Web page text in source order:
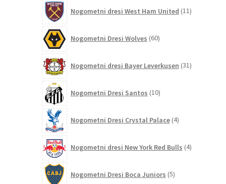
Nogometni dresi West Ham United 11izdelkov
Nogometni Dresi Wolves 60izdelkov
Nogometni dresi Bayer Leverkusen 31izdelkov
Nogometni Dresi Santos 10izdelkov
Nogometni Dresi Crystal Palace 4izdelki
Nogometni dresi New York Red Bulls 4izdelki
Nogometni Dresi Boca Juniors 5izdelkov